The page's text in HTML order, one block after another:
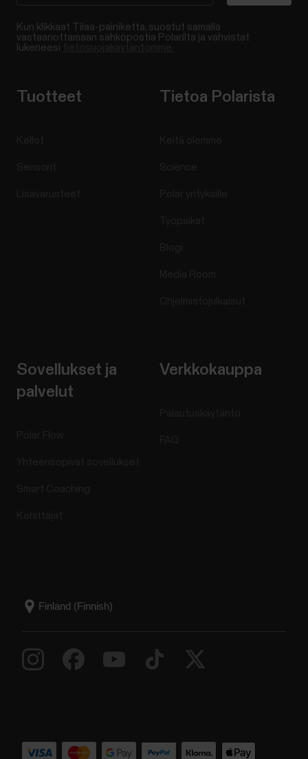
Kun klikkaat Tilaa-painiketta, suostut samalla
vastaanottamaan sähköpostia Polarilta ja vahvistat
lukeneesi
Tuotteet Tietoa Polarista
Sovellukset ja
palvelut
Verkkokauppa